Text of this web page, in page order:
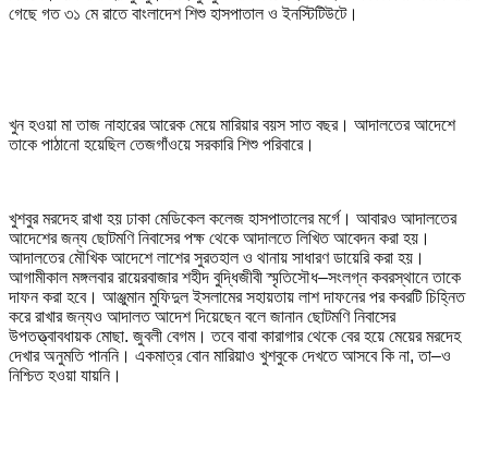
গেছে গত ৩১ মে রাতে বাংলাদেশ শিশু হাসপাতাল ও ইনস্টিটিউটে।
খুন হওয়া মা তাজ নাহারের আরেক মেয়ে মারিয়ার বয়স সাত বছর। আদালতের আদেশে
তাকে পাঠানো হয়েছিল তেজগাঁওয়ে সরকারি শিশু পরিবারে।
খুশবুর মরদেহ রাখা হয় ঢাকা মেডিকেল কলেজ হাসপাতালের মর্গে। আবারও আদালতের
আদেশের জন্য ছোটমণি নিবাসের পক্ষ থেকে আদালতে লিখিত আবেদন করা হয়।
আদালতের মৌখিক আদেশে লাশের সুরতহাল ও থানায় সাধারণ ডায়েরি করা হয়।
আগামীকাল মঙ্গলবার রায়েরবাজার শহীদ বুদ্ধিজীবী স্মৃতিসৌধ–সংলগ্ন কবরস্থানে তাকে
দাফন করা হবে। আঞ্জুমান মুফিদুল ইসলামের সহায়তায় লাশ দাফনের পর কবরটি চিহ্নিত
করে রাখার জন্যও আদালত আদেশ দিয়েছেন বলে জানান ছোটমণি নিবাসের
উপতত্ত্বাবধায়ক মোছা. জুবলী বেগম। তবে বাবা কারাগার থেকে বের হয়ে মেয়ের মরদেহ
দেখার অনুমতি পাননি। একমাত্র বোন মারিয়াও খুশবুকে দেখতে আসবে কি না, তা–ও
নিশ্চিত হওয়া যায়নি।